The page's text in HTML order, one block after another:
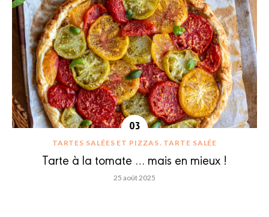
TARTES SALÉES ET PIZZAS TARTE SALÉE
Tarte à la tomate … mais en mieux !
25 août 2025